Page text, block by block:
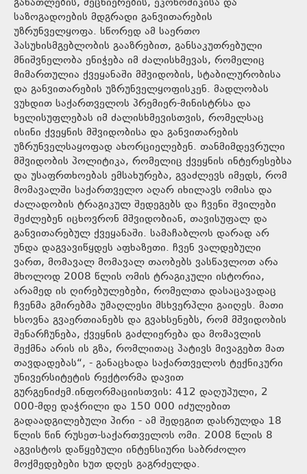
განათლების, მეცნიერების, ეკონომიკისა და
საზოგადოების მდგრადი განვითარების
უზრუნველყოფა. სწორედ ამ საერთო
პასუხისმგებლობის გააზრებით, განსაკუთრებული
მნიშვნელობა ენიჭება იმ ძალისხმევას, რომელიც
მიმართულია ქვეყანაში მშვიდობის, სტაბილურობისა
და განვითარების უზრუნველყოფისკენ. მადლობას
ვუხდით საქართველოს პრემიერ-მინისტრსა და
ხელისუფლებას იმ ძალისხმევისთვის, რომელსაც
ისინი ქვეყნის მშვიდობისა და განვითარების
უზრუნველსაყოფად ახორციელებენ. თანმიმდევრული
მშვიდობის პოლიტიკა, რომელიც ქვეყნის ინტერესებსა
და უსაფრთხოებას ემსახურება, გვაძლევს იმედს, რომ
მომავალში საქართველო აღარ იხილავს ომისა და
ძალადობის ტრაგიკულ შედეგებს და ჩვენი შვილები
შეძლებენ იცხოვრონ მშვიდობიან, თავისუფალ და
განვითარებულ ქვეყანაში. სამაჩაბლოს დარად არ
უნდა დაგვავიწყდეს აფხაზეთი. ჩვენ ვალდებული
ვართ, მომავალ მომავალ თაობებს ვასწავლოთ არა
მხოლოდ 2008 წლის ომის ტრაგიკული ისტორია,
არამედ ის ღირებულებები, რომელთა დასაცავადაც
ჩვენმა გმირებმა უმაღლესი მსხვერპლი გაიღეს. მათი
ხსოვნა გვაერთიანებს და გვახსენებს, რომ მშვიდობის
შენარჩუნება, ქვეყნის გაძლიერება და მომავლის
შექმნა არის ის გზა, რომლითაც პატივს მივაგებთ მათ
თავდადებას“, - განაცხადა საქართველოს ტექნიკური
უნივერსიტეტის რექტორმა დავით
გურგენიძემ.ინფორმაციისთვის: 412 დაღუპული, 2
000-მდე დაჭრილი და 150 000 იძულებით
გადაადგილებული პირი - ამ შედეგით დასრულდა 18
წლის წინ რუსეთ-საქართველოს ომი. 2008 წლის 8
აგვისტოს დაწყებული ინტენსიური საბრძოლო
მოქმედებები ხუთ დღეს გაგრძელდა.